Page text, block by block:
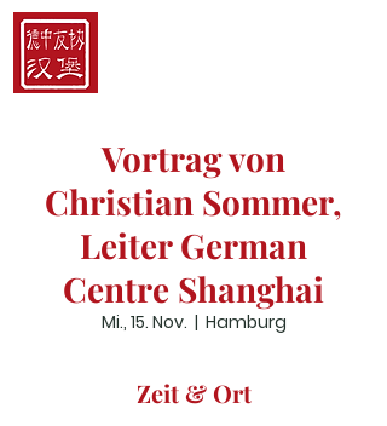
Vortrag von
Christian Sommer,
Leiter German
Centre Shanghai
Mi., 15. Nov.
  |
Hamburg
Zeit & Ort